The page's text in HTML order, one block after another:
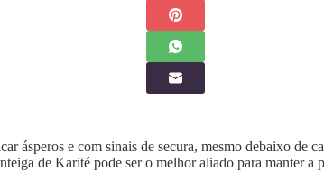
ásperos e com sinais de secura, mesmo debaixo
de Karité pode ser o melhor aliado para manter a